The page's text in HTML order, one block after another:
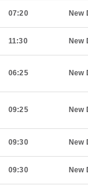
07:20 New
11:30 New
06:25 New
09:25 New
09:30 New
09:30 New